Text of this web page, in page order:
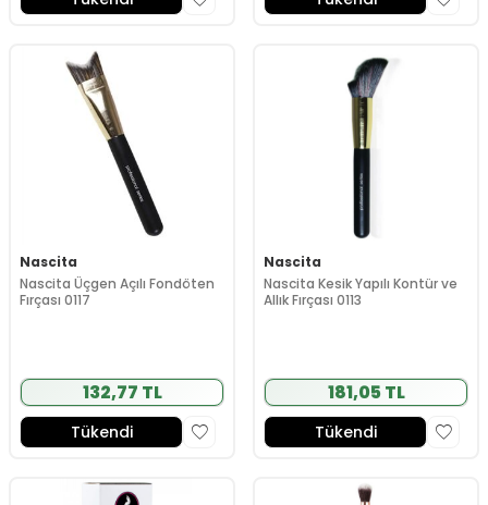
Nascita
Nascita Üçgen Açılı Fondöten
Fırçası 0117
132,77 TL
Tükendi
Nascita
Nascita Kesik Yapılı Kontür ve
Allık Fırçası 0113
181,05 TL
Tükendi